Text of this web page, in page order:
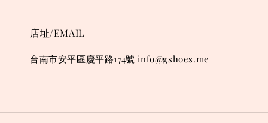
店址/EMAIL
台南市安平區慶平路174號 info@gshoes.me